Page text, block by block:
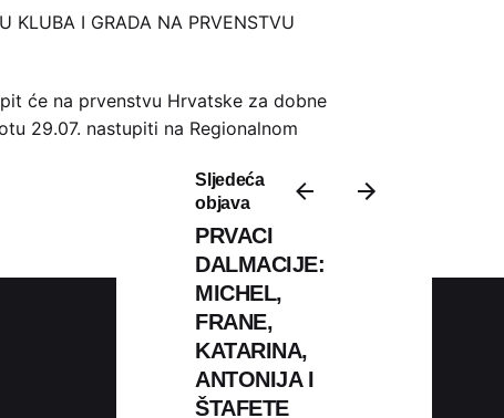
KLUBA I GRADA NA PRVENSTVU
će na prvenstvu Hrvatske za dobne
29.07. nastupiti na Regionalnom
Sljedeća
objava
PRVACI
DALMACIJE:
MICHEL,
FRANE,
KATARINA,
ANTONIJA I
ŠTAFETE
Podijeli